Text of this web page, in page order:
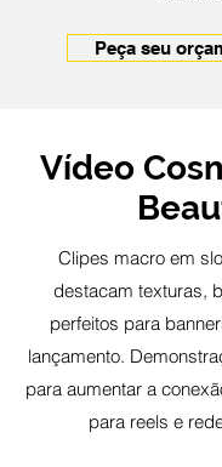
Peça seu
Vídeo
Clipes macro em
destacam texturas,
perfeitos para
lançamento.
para aumentar a
para reels e